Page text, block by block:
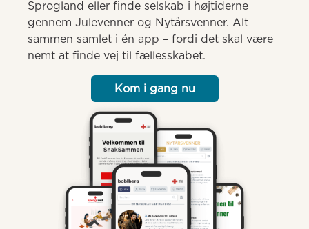
Sprogland eller finde selskab i højtiderne
gennem Julevenner og Nytårsvenner. Alt
sammen samlet i én app – fordi det skal være
nemt at finde vej til fællesskabet.
Kom i gang nu